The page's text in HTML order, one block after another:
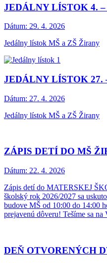
JEDÁLNY LÍSTOK 4. –
Dátum: 29. 4. 2026
Jedálny lístok MŠ a ZŠ Žirany
JEDÁLNY LÍSTOK 27.
Dátum: 27. 4. 2026
Jedálny lístok MŠ a ZŠ Žirany
ZÁPIS DETÍ DO MŠ
Dátum: 22. 4. 2026
Zápis detí do MATERSKEJ
školský rok 2026/2027 sa
budove MŠ od 10:00 do 14:00
prejavenú dôveru! Tešíme sa na
DEŇ OTVORENÝCH